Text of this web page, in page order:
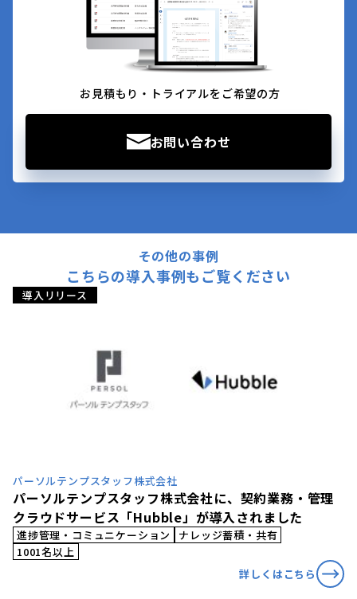
お見積もり・トライアルをご希望の方
お問い合わせ
その他の事例
こちらの導入事例もご覧ください
導入リリース
パーソルテンプスタッフ株式会社
パーソルテンプスタッフ株式会社に、契約業務・管理
クラウドサービス「Hubble」が導入されました
進捗管理・コミュニケーション
ナレッジ蓄積・共有
1001名以上
詳しくはこちら